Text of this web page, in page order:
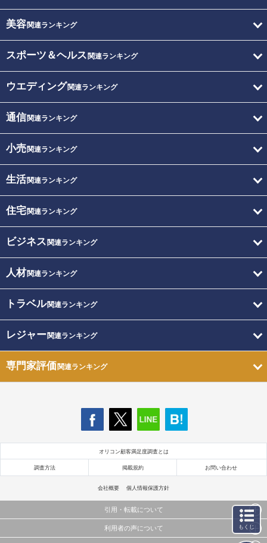
美容関連ランキング
スポーツ＆ヘルス 関連ランキング
ウエディング関連ランキング
通信関連ランキング
小売関連ランキング
生活関連ランキング
住宅関連ランキング
ビジネス 関連ランキング
人材関連ランキング
トラベル関連ランキング
レジャー関連ランキング
専門家評価関連ランキング
オリコン顧客満足度調査とは
調査方法 掲載規約 お問い合わせ
会社概要 個人情報保護方針
引用・転載について
当サイトで公開されている情報（文字、写真、イラスト、画像データ等）及びこれらの配置・
利用者の声について もくじ